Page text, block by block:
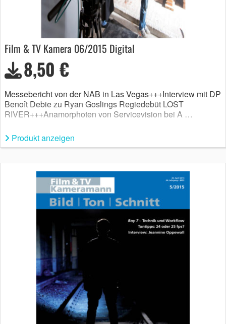
Film & TV Kamera 06/2015 Digital
8,50 €
Messebericht von der NAB in Las Vegas+++Interview mit DP
Benoît Debie zu Ryan Goslings Regiedebüt LOST
RIVER+++Anamorphoten von Servicevision bei A …
Produkt anzeigen